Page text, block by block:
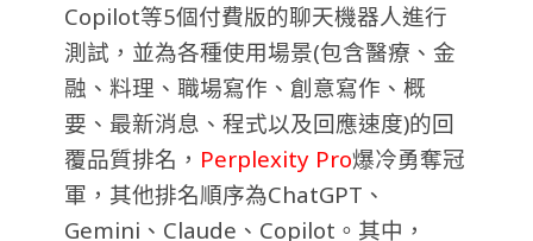
Copilot等5個付費版的聊天機器人進行
測試，並為各種使用場景(包含醫療、金
融、料理、職場寫作、創意寫作、概
要、最新消息、程式以及回應速度)的回
覆品質排名， Perplexity Pro爆冷勇奪冠
軍，其他排名順序為ChatGPT、
Gemini、Claude、Copilot。其中，